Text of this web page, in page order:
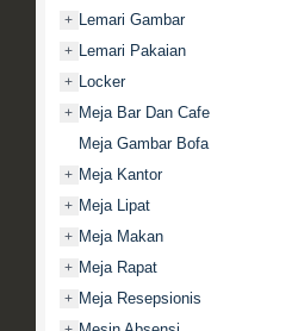
+ Lemari Gambar
+ Lemari Pakaian
+ Locker
+ Meja Bar Dan Cafe
Meja Gambar Bofa
+ Meja Kantor
+ Meja Lipat
+ Meja Makan
+ Meja Rapat
+ Meja Resepsionis